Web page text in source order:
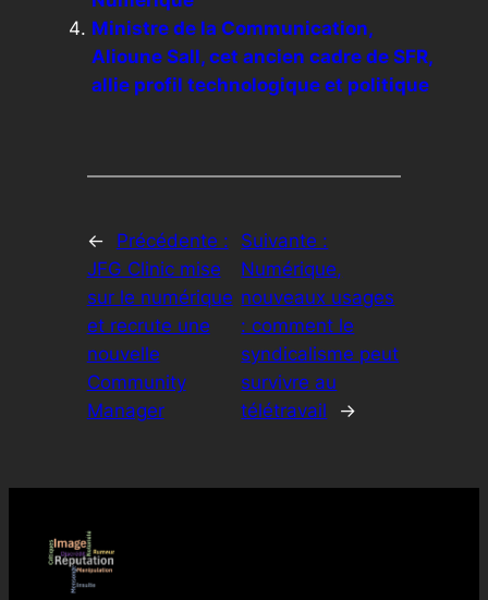
Ministre de la Communication,
Alioune Sall, cet ancien cadre de SFR,
allie profil technologique et politique
←
Précédente :
JFG Clinic mise
sur le numérique
et recrute une
nouvelle
Community
Manager
Suivante :
Numérique,
nouveaux usages
: comment le
syndicalisme peut
survivre au
télétravail
→